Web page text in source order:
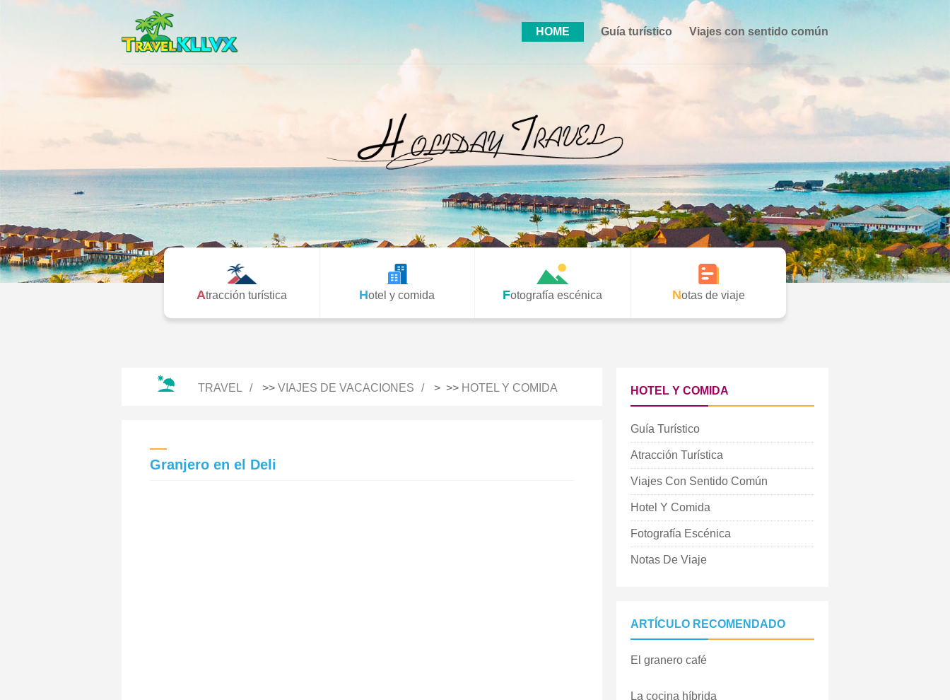
HOME Guía turístico Viajes con sentido común
Atracción turística Hotel y comida Fotografía escénica Notas de viaje
TRAVEL >> VIAJES DE VACACIONES > >> HOTEL Y COMIDA
Granjero en el Deli
HOTEL Y COMIDA
Guía Turístico
Atracción Turística
Viajes Con Sentido Común
Hotel Y Comida
Fotografía Escénica
Notas De Viaje
ARTÍCULO RECOMENDADO
El granero café
La cocina híbrida